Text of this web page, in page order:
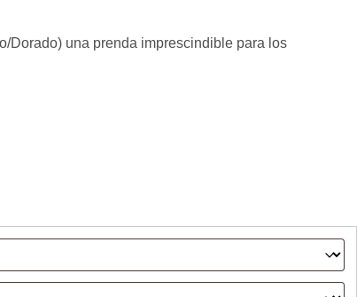
Dorado) una prenda imprescindible para los